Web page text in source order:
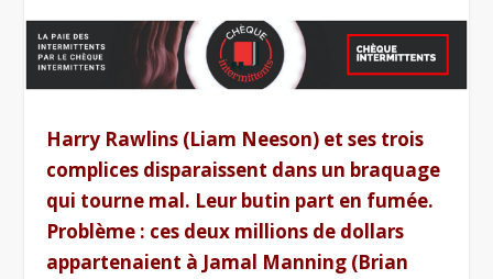
Harry Rawlins (Liam Neeson) et ses trois
complices disparaissent dans un braquage
qui tourne mal. Leur butin part en fumée.
Problème : ces deux millions de dollars
appartenaient à Jamal Manning (Brian